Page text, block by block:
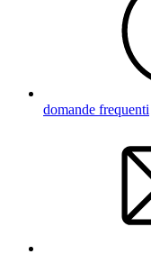
domande frequenti